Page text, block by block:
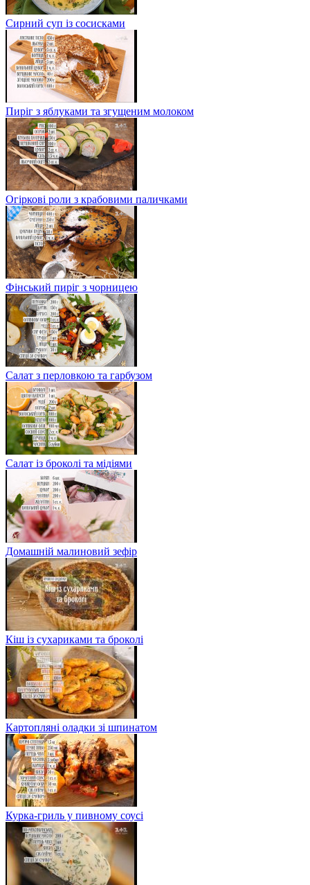
Сирний суп із сосисками
Пиріг з яблуками та згущеним молоком
Огіркові роли з крабовими паличками
Фінський пиріг з чорницею
Салат з перловкою та гарбузом
Салат із броколі та мідіями
Домашній малиновий зефір
Кіш із сухариками та броколі
Картопляні оладки зі шпинатом
Курка-гриль у пивному соусі